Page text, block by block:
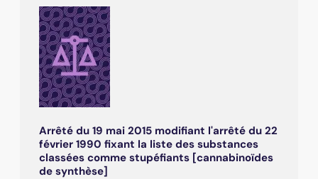
Arrêté du 19 mai 2015 modifiant l'arrêté du 22
février 1990 fixant la liste des substances
classées comme stupéfiants [cannabinoïdes
de synthèse]